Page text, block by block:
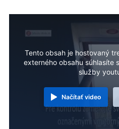
Tento obsah je hostovaný
externého obsahu súhlasíte s
služby
Načítať video